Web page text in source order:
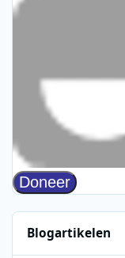
Blogartikelen